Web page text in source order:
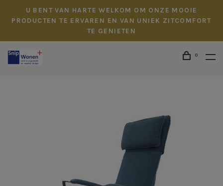
U BENT VAN HARTE WELKOM OM ONZE MOOIE
PRODUCTEN TE ERVAREN EN VAN UNIEK ZITCOMFORT
TE GENIETEN
0